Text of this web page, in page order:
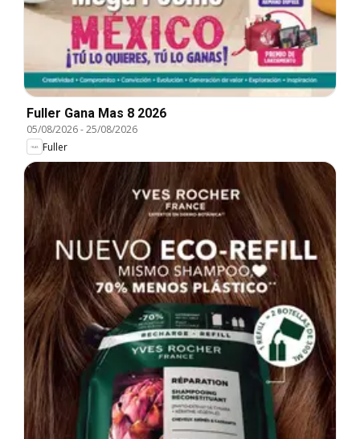
Fuller Gana Mas 8 2026
05/08/2026-25/08/2026
Fuller